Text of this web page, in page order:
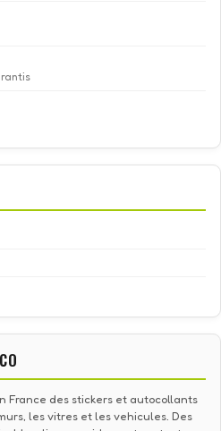
France des stickers et autocollants
les vitres et les vehicules. Des